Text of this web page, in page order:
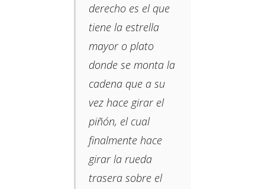
derecho es el que
tiene la estrella
mayor o plato
donde se monta la
cadena que a su
vez hace girar el
piñón, el cual
finalmente hace
girar la rueda
trasera sobre el